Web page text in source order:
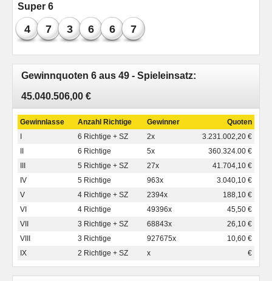
Super 6
4 7 3 6 6 7
Gewinnquoten 6 aus 49 - Spieleinsatz:
45.040.506,00 €
Gewinnlasse Anzahl Richtige Gewinner
Quoten
I
6 Richtige + SZ 2x
3.231.002,20 €
II
6 Richtige 5x
360.324.00 €
III
5 Richtige + SZ 27x
41.704,10 €
IV
5 Richtige 963x
3.040,10 €
V
4 Richtige + SZ 2394x
188,10 €
VI
4 Richtige 49396x
45,50 €
VII
3 Richtige + SZ 68843x
26,10 €
VIII
3 Richtige 927675x
10,60 €
IX
2 Richtige + SZ x €